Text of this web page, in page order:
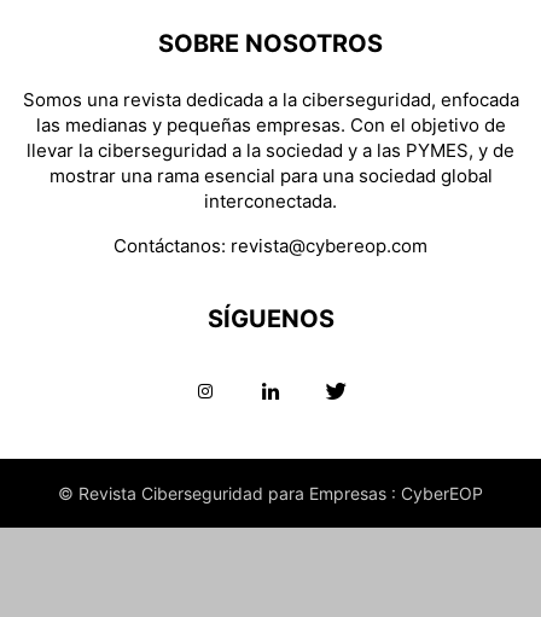
SOBRE NOSOTROS
Somos una revista dedicada a la ciberseguridad, enfocada
las medianas y pequeñas empresas. Con el objetivo de
llevar la ciberseguridad a la sociedad y a las PYMES, y de
mostrar una rama esencial para una sociedad global
interconectada.
Contáctanos: revista@cybereop.com
SÍGUENOS
© Revista Ciberseguridad para Empresas : CyberEOP